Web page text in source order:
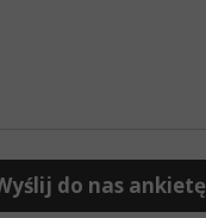
do nas ankietę